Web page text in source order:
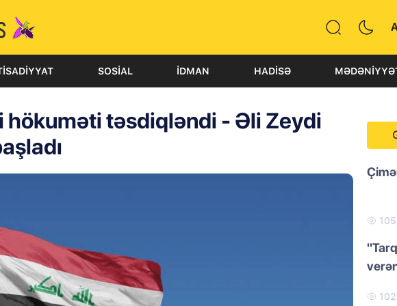
SOSIAL İDMAN HADISƏ
hökuməti təsdiqləndi - Əli Zeydi